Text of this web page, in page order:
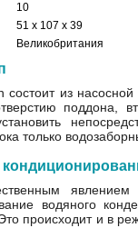
10
51 х 107 х 39
Великобритания
состоит из
поддона,
только
водяного
происходит и в